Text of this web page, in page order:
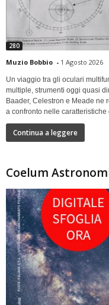
280
Muzio Bobbio - 1 Agosto 2026
Un viaggio tra gli oculari
multiple, strumenti oggi quasi
Baader, Celestron e Meade ne
a confronto nelle
Continua a leggere
Coelum